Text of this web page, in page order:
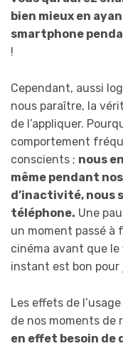
bien mieux en
smartphone
!
Cependant, aussi
nous paraître, la
de l’appliquer.
comportement
conscients ; nous
même pendant
d’inactivité, nous
téléphone. Une
un moment passé à
cinéma avant que
instant est bon
Les effets de
de nos moments de
en effet besoin de